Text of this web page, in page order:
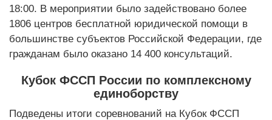
18:00. В мероприятии было задействовано более
1806 центров бесплатной юридической помощи в
большинстве субъектов Российской Федерации, где
гражданам было оказано 14 400 консультаций.
Кубок ФССП России по комплексному
единоборству
Подведены итоги соревнований на Кубок ФССП